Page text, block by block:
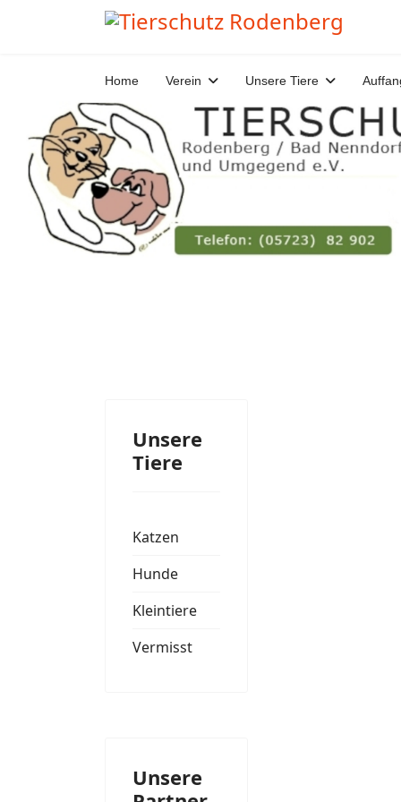
Home Verein Unsere Tiere
Unsere
Tiere
Katzen
Hunde
Kleintiere
Vermisst
Unsere